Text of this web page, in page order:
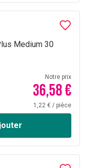
Medium 30
Notre prix
36,58 €
1,22 € / pièce